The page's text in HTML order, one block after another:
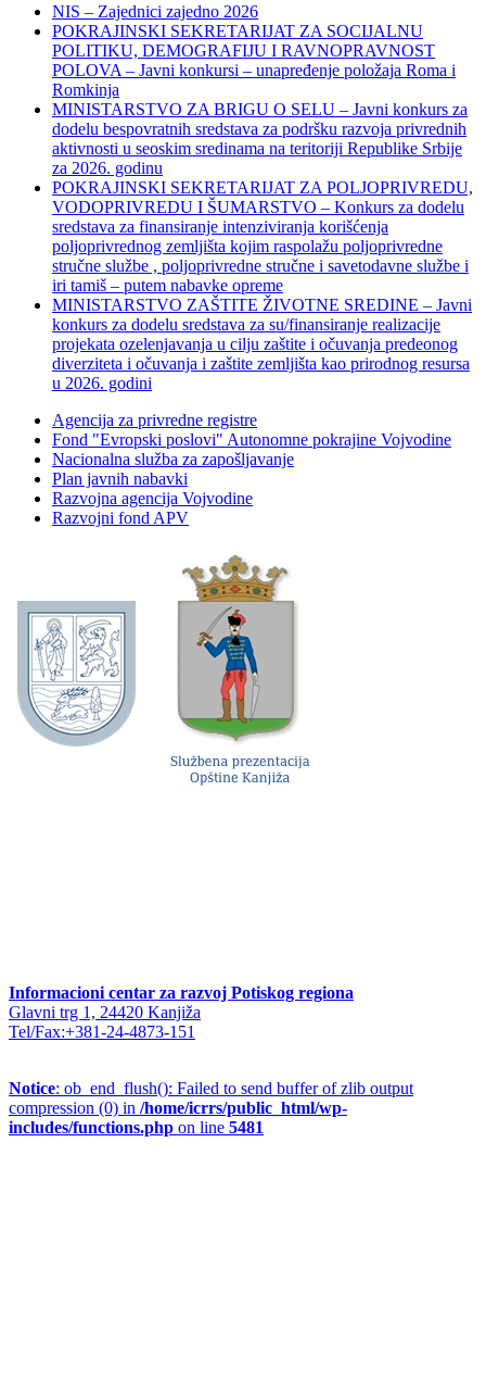
NIS – Zajednici zajedno 2026
POKRAJINSKI SEKRETARIJAT ZA SOCIJALNU
POLITIKU, DEMOGRAFIJU I RAVNOPRAVNOST
POLOVA – Javni konkursi – unapređenje položaja Roma i
Romkinja
MINISTARSTVO ZA BRIGU O SELU – Javni konkurs za
dodelu bespovratnih sredstava za podršku razvoja privrednih
aktivnosti u seoskim sredinama na teritoriji Republike Srbije
za 2026. godinu
POKRAJINSKI SEKRETARIJAT ZA POLJOPRIVREDU,
VODOPRIVREDU I ŠUMARSTVO – Konkurs za dodelu
sredstava za finansiranje intenziviranja korišćenja
poljoprivrednog zemljišta kojim raspolažu poljoprivredne
stručne službe , poljoprivredne stručne i savetodavne službe i
iri tamiš ‒ putem nabavke opreme
MINISTARSTVO ZAŠTITE ŽIVOTNE SREDINE – Javni
konkurs za dodelu sredstava za su/finansiranje realizacije
projekata ozelenjavanja u cilju zaštite i očuvanja predeonog
diverziteta i očuvanja i zaštite zemljišta kao prirodnog resursa
u 2026. godini
Agencija za privredne registre
Fond "Evropski poslovi" Autonomne pokrajine Vojvodine
Nacionalna služba za zapošljavanje
Plan javnih nabavki
Razvojna agencija Vojvodine
Razvojni fond APV
Informacioni centar za razvoj Potiskog regiona
Glavni trg 1, 24420 Kanjiža
Tel/Fax:+381-24-4873-151
Notice: ob_end_flush(): Failed to send buffer of zlib output
compression (0) in /home/icrrs/public_html/wp-
includes/functions.php on line 5481